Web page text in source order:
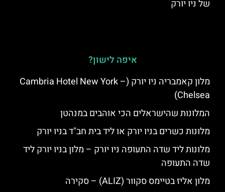
של ניו יורק
איפה לישון?
מלון קאמבריה ניו יורק (Cambria Hotel New York –
Chelsea)
המלונות שהישראלים הכי אוהבים במנהטן
מלונות כשרים בניו יורק או ליד בית חב"ד בניו יורק
מלונות ליד שדה התעופה ניו יורק – מלון בניו יורק ליד
שדה התעופה
מלון אליז בטיימס סקוור (ALIZ) – סקירה